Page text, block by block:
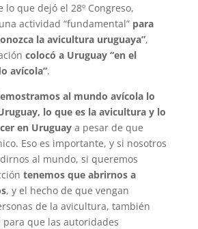
lo que dejó el 28º Congreso,
actividad “fundamental” para
la avicultura uruguaya”,
colocó a Uruguay “en el
avícola”.
al mundo avícola lo
lo que es la avicultura y lo
en Uruguay a pesar de que
Eso es importante, y si nosotros
al mundo, si queremos
tenemos que abrirnos a
, y el hecho de que vengan
de la avicultura, también
que las autoridades